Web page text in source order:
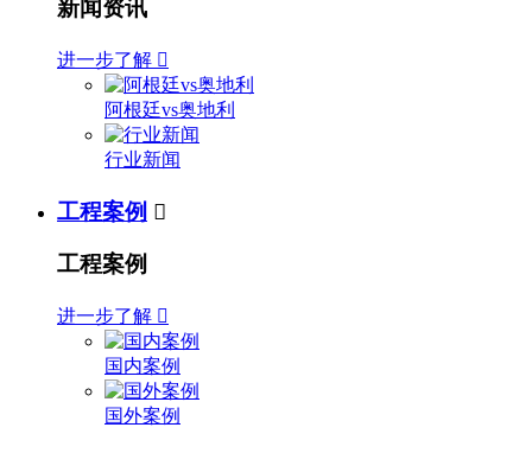
新闻资讯
进一步了解 
阿根廷vs奥地利
行业新闻
工程案例 
工程案例
进一步了解 
国内案例
国外案例